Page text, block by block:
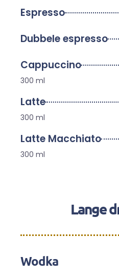
Espresso
Dubbele espresso
Cappuccino
300 ml
Latte
300 ml
Latte Macchiato
300 ml
Lange
Wodka